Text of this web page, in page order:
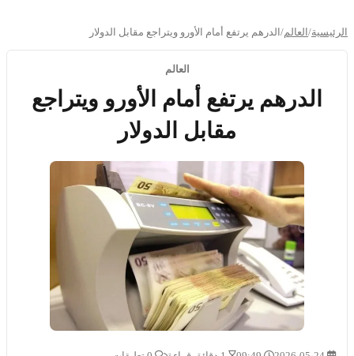
الرئيسية/ العالم/ الدرهم يرتفع أمام الأورو ويتراجع مقابل الدولار
العالم
الدرهم يرتفع أمام الأورو ويتراجع
مقابل الدولار